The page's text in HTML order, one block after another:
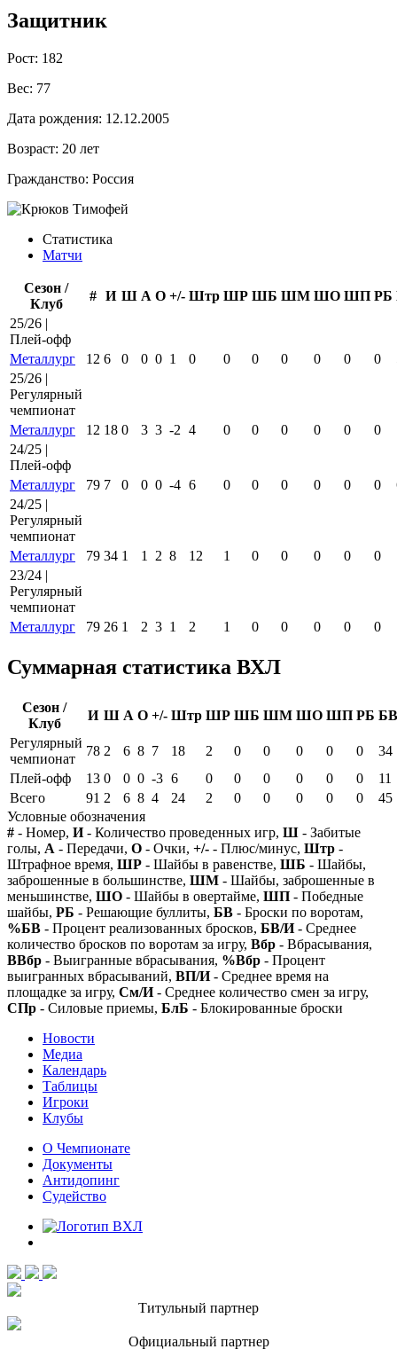
Защитник
Рост: 182
Вес: 77
Дата рождения: 12.12.2005
Возраст: 20 лет
Гражданство: Россия
Статистика
Матчи
Сезон /
Клуб
# И Ш А О +/- Штр ШР ШБ ШМ ШО ШП РБ
25/26 |
Плей-офф
Металлург
12 6 0 0 0 1 0 0 0 0 0 0 0
25/26 |
Регулярный
чемпионат
Металлург
12 18 0 3 3 -2 4 0 0 0 0 0 0
24/25 |
Плей-офф
Металлург
79 7 0 0 0 -4 6 0 0 0 0 0 0
24/25 |
Регулярный
чемпионат
Металлург
79 34 1 1 2 8 12 1 0 0 0 0 0
23/24 |
Регулярный
чемпионат
Металлург
79 26 1 2 3 1 2 1 0 0 0 0 0
Суммарная статистика ВХЛ
Сезон /
Клуб
И Ш А О +/- Штр ШР ШБ ШМ ШО ШП РБ БВ
Регулярный
чемпионат
78 2 6 8 7 18 2 0 0 0 0 0
34
Плей-офф
13 0 0 0 -3 6 0 0 0 0 0 0
11
Всего
91 2 6 8 4 24 2 0 0 0 0 0
45
Условные обозначения
# - Номер, И- Количество проведенных игр, Ш - Забитые
голы, А - Передачи, О - Очки, +/- - Плюс/минус, Штр -
Штрафное время, ШР - Шайбы в равенстве, ШБ - Шайбы,
заброшенные в большинстве, ШМ - Шайбы, заброшенные в
меньшинстве, ШО - Шайбы в овертайме, ШП - Победные
шайбы, РБ - Решающие буллиты, БВ - Броски по воротам,
%БВ - Процент реализованных бросков, БВ/И- Среднее
количество бросков по воротам за игру, Вбр - Вбрасывания,
ВВбр - Выигранные вбрасывания, %Вбр - Процент
выигранных вбрасываний, ВП/И- Среднее время на
площадке за игру, См/И- Среднее количество смен за игру,
СПр - Силовые приемы, БлБ - Блокированные броски
Новости
Медиа
Календарь
Таблицы
Игроки
Клубы
О Чемпионате
Документы
Антидопинг
Судейство
Титульный партнер
Официальный партнер